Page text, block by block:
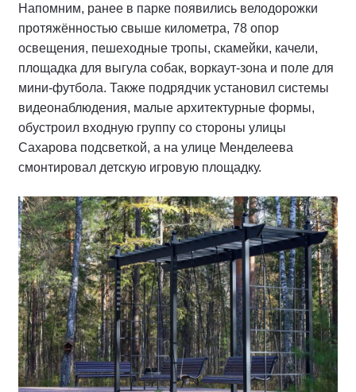
Напомним, ранее в парке появились велодорожки
протяжённостью свыше километра, 78 опор
освещения, пешеходные тропы, скамейки, качели,
площадка для выгула собак, воркаут-зона и поле для
мини-футбола. Также подрядчик установил системы
видеонаблюдения, малые архитектурные формы,
обустроил входную группу со стороны улицы
Сахарова подсветкой, а на улице Менделеева
смонтировал детскую игровую площадку.